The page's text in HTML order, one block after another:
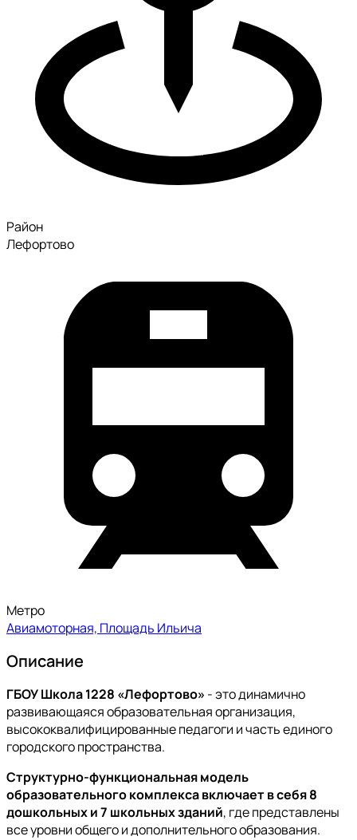
Район
Лефортово
Метро
Авиамоторная, Площадь Ильича
Описание
ГБОУ Школа 1228 «Лефортово» - это динамично
развивающаяся образовательная организация,
высококвалифицированные педагоги и часть единого
городского пространства.
Структурно-функциональная модель
образовательного комплекса включает в себя 8
дошкольных и 7 школьных зданий, где представлены
все уровни общего и дополнительного образования.